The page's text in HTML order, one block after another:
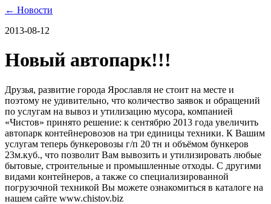
← Новости
2013-08-12
Новый автопарк!!!
Друзья, развитие города Ярославля не стоит на месте и
поэтому не удивительно, что количество заявок и обращений
по услугам на вывоз и утилизацию мусора, компанией
«Чистов» принято решение: к сентябрю 2013 года увеличить
автопарк контейнеровозов на три единицы техники. К Вашим
услугам теперь бункеровозы г/п 20 тн и объёмом бункеров
23м.куб., что позволит Вам вывозить и утилизировать любые
бытовые, строительные и промышленные отходы. С другими
видами контейнеров, а также со специализированной
погрузочной техникой Вы можете ознакомиться в каталоге на
нашем сайте www.chistov.biz